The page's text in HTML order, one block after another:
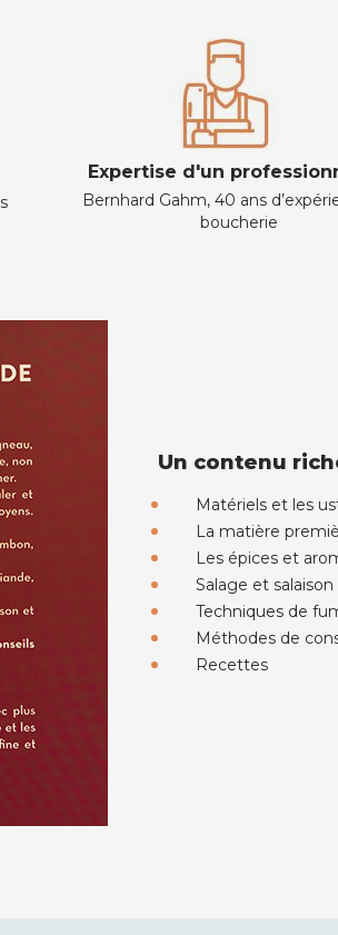
Expertise d'un
Bernhard Gahm, 40 ans
boucherie
Un contenu
Matériels et les
La matière
Les épices et
Salage et salaison
Techniques de
Méthodes de
Recettes